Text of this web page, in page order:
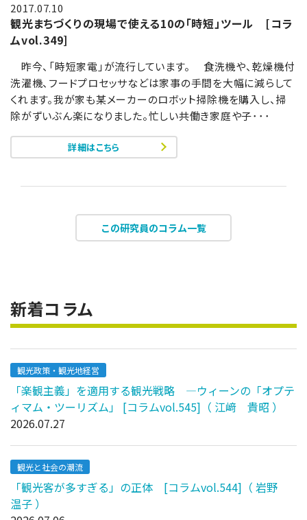
2017.07.10
観光まちづくりの現場で使える10の「時短」ツール [コラ
ムvol.349]
昨今、「時短家電」が流行しています。 食洗機や、乾燥機付
洗濯機、フードプロセッサなどは家事の手間を大幅に減らして
くれます。我が家も某メーカーのロボット掃除機を購入し、掃
除がずいぶん楽になりました。忙しい共働き家庭や子･･･
詳細はこちら
この研究員のコラム一覧
新着コラム
観光政策・観光地経営
「楽観主義」を適用する観光戦略 ―ウィーンの「オプテ
ィマム・ツーリズム」 [コラムvol.545]（ 江﨑 貴昭 ）
2026.07.27
観光と社会の潮流
「観光客が多すぎる」の正体 [コラムvol.544]（ 岩野
温子 ）